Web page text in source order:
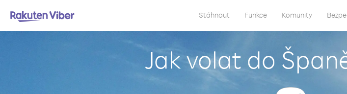
Stáhnout Funkce Komunity
Jak volat do